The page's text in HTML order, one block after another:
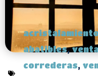
acristalamiento
abatibles,
correderas,